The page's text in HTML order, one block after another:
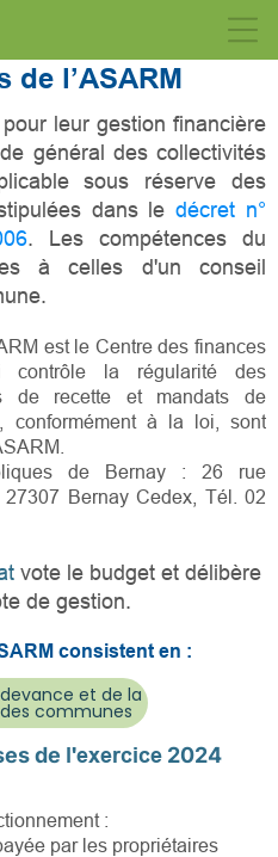
de l’ASARM
leur gestion financière
général des collectivités
sous réserve des
dans ledécret n°
. Les compétences du
à celles d'un conseil
est le Centre des finances
contrôle la régularité des
de recette et mandats de
conformément à la loi, sont
de Bernay : 26 rue
27307 Bernay Cedex, Tél. 02
vote le budget et délibère
de gestion.
consistent en :
et de la
communes
de l'exercice2024
:
par les propriétaires